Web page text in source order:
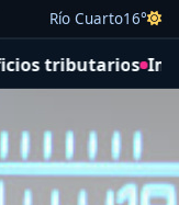
Río Cuarto16°
tributarios